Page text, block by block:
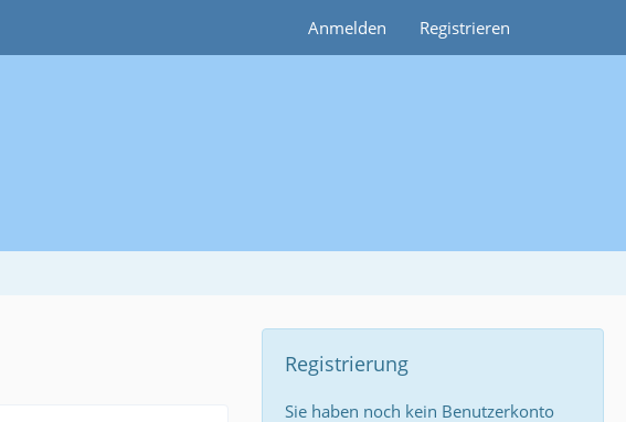
Anmelden Registrieren
Registrierung
Sie haben noch kein Benutzerkonto